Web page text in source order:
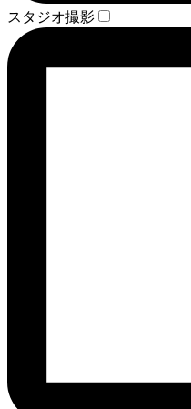
スタジオ撮影